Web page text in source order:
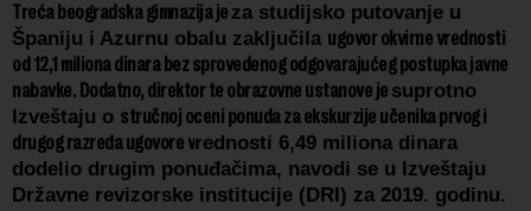
Treća beogradska gimnazija je za studijsko putovanje u
Španiju i Azurnu obalu zaključila ugovor okvirne vrednosti
od 12,1 miliona dinara bez sprovedenog odgovarajućeg postupka javne
nabavke. Dodatno, direktor te obrazovne ustanove je suprotno
Izveštaju o stručnoj oceni ponuda za ekskurzije učenika prvog i
drugog razreda ugovore vrednosti 6,49 miliona dinara
dodelio drugim ponuđačima, navodi se u Izveštaju
Državne revizorske institucije (DRI) za 2019. godinu.